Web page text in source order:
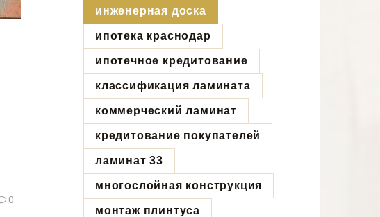
0
инженерная доска
ипотека краснодар
ипотечное кредитование
классификация ламината
коммерческий ламинат
кредитование покупателей
ламинат 33
многослойная конструкция
монтаж плинтуса